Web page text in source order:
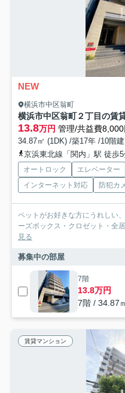
NEW
横浜市中区翁町
横浜市中区翁町２丁目の賃
13.8万円 管理/共益費8,000
34.87㎡ (1DK) /築17年 /10階建
京浜東北線「関内」駅 徒歩
オートロック エレベーター
インターネット対応
防犯カ
ペットがお好きな方にうれしい
ーズボックス・クロゼット・全
見る
募集中の部屋
7階
13.8万円
7階 / 34.87
賃貸マンション